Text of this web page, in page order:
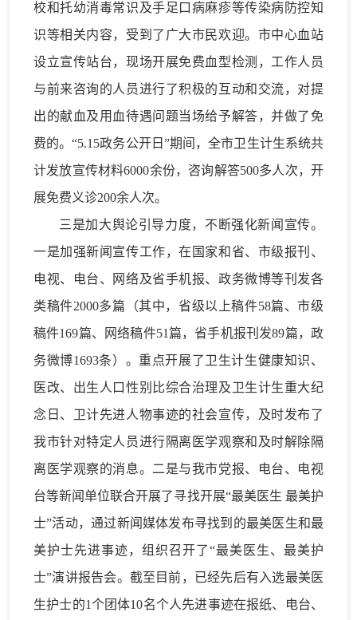
校和托幼消毒常识及手足口病麻疹等传染病防控知
识等相关内容，受到了广大市民欢迎。市中心血站
设立宣传站台，现场开展免费血型检测，工作人员
与前来咨询的人员进行了积极的互动和交流，对提
出的献血及用血待遇问题当场给予解答，并做了免
费的。“5.15政务公开日”期间，全市卫生计生系统共
计发放宣传材料6000余份，咨询解答500多人次，开
展免费义诊200余人次。
三是加大舆论引导力度，不断强化新闻宣传。
一是加强新闻宣传工作，在国家和省、市级报刊、
电视、电台、网络及省手机报、政务微博等刊发各
类稿件2000多篇（其中，省级以上稿件58篇、市级
稿件169篇、网络稿件51篇，省手机报刊发89篇，政
务微博1693条）。重点开展了卫生计生健康知识、
医改、出生人口性别比综合治理及卫生计生重大纪
念日、卫计先进人物事迹的社会宣传，及时发布了
我市针对特定人员进行隔离医学观察和及时解除隔
离医学观察的消息。二是与我市党报、电台、电视
台等新闻单位联合开展了寻找开展“最美医生 最美护
士”活动，通过新闻媒体发布寻找到的最美医生和最
美护士先进事迹，组织召开了“最美医生、最美护
士”演讲报告会。截至目前，已经先后有入选最美医
生护士的1个团体10名个人先进事迹在报纸、电台、